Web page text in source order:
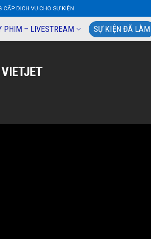
CẤP DỊCH VỤ CHO SỰ KIỆN
PHIM – LIVESTREAM SỰ KIỆN ĐÃ LÀM